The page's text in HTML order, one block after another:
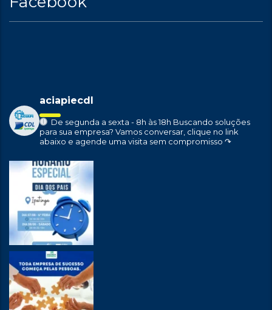
aciapiecdl
De segunda a sexta - 8h às 18h Buscando soluções
para sua empresa? Vamos conversar, clique no link
abaixo e agende uma visita sem compromisso ↷